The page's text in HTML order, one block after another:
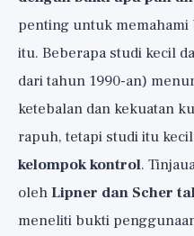
penting untuk memahami
itu. Beberapa studi kecil
dari tahun 1990-an)
ketebalan dan kekuatan
rapuh, tetapi studi itu
kelompok kontrol.
olehLipner dan Scher
meneliti bukti